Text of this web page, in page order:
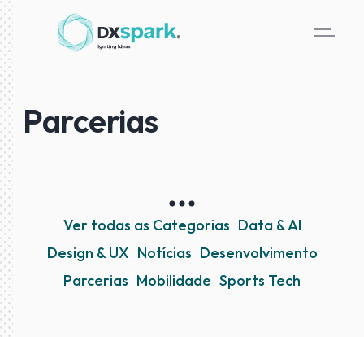
Parcerias
Ver todas as Categorias Data & AI
Design & UX Notícias Desenvolvimento
Parcerias Mobilidade Sports Tech